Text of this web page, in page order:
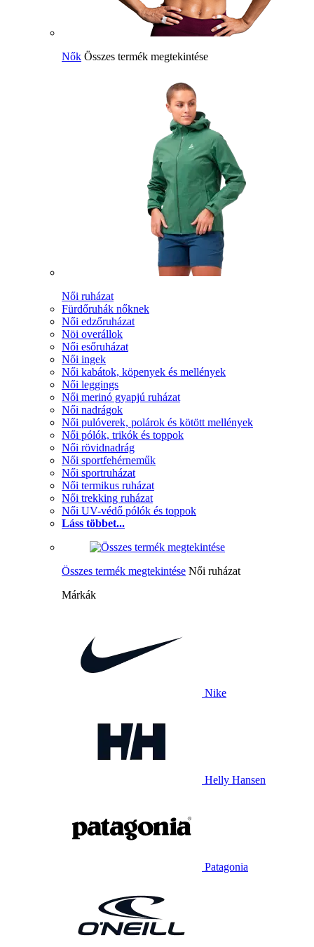
Nők Összes termék megtekintése
Női ruházat
Fürdőruhák nőknek
Női edzőruházat
Nöi overállok
Női esőruházat
Női ingek
Női kabátok, köpenyek és mellények
Női leggings
Női merinó gyapjú ruházat
Női nadrágok
Női pulóverek, polárok és kötött mellények
Női pólók, trikók és toppok
Női rövidnadrág
Női sportfehérneműk
Női sportruházat
Női termikus ruházat
Női trekking ruházat
Női UV-védő pólók és toppok
Láss többet...
Összes termék megtekintése Női ruházat
Márkák
Nike
Helly Hansen
Patagonia